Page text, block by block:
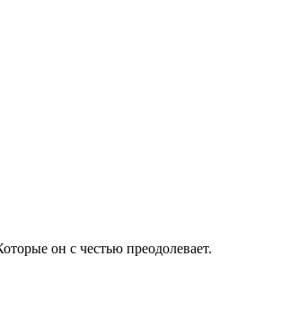
он с честью преодолевает.